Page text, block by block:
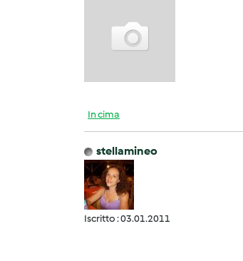
In cima
stellamineo
Iscritto : 03.01.2011